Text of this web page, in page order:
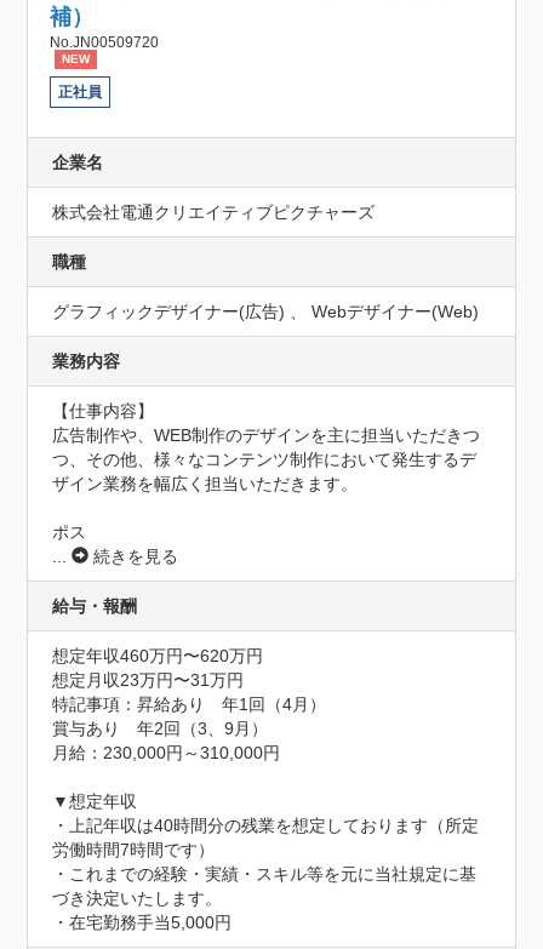
補）
No.JN00509720
NEW
正社員
企業名
株式会社電通クリエイティブピクチャーズ
職種
グラフィックデザイナー(広告) 、 Webデザイナー(Web)
業務内容
【仕事内容】
広告制作や、WEB制作のデザインを主に担当いただきつ
つ、その他、様々なコンテンツ制作において発生するデ
ザイン業務を幅広く担当いただきます。
ポス
...
続きを見る
給与・報酬
想定年収460万円〜620万円
想定月収23万円〜31万円
特記事項：昇給あり　年1回（4月）
賞与あり　年2回（3、9月）
月給：230,000円～310,000円
▼想定年収
・上記年収は40時間分の残業を想定しております（所定
労働時間7時間です）
・これまでの経験・実績・スキル等を元に当社規定に基
づき決定いたします。
・在宅勤務手当5,000円